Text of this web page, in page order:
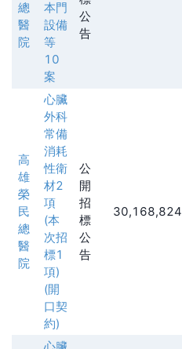
總
醫
院
本門
設備
等
10
案
公
告
高
雄
榮
民
總
醫
院
心臟
外科
常備
消耗
性衛
材2
項
(本
次招
標1
項)
(開
口契
約)
公
開
招
標
公
告
30,168,824